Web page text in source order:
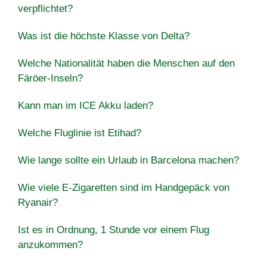
verpflichtet?
Was ist die höchste Klasse von Delta?
Welche Nationalität haben die Menschen auf den
Färöer-Inseln?
Kann man im ICE Akku laden?
Welche Fluglinie ist Etihad?
Wie lange sollte ein Urlaub in Barcelona machen?
Wie viele E-Zigaretten sind im Handgepäck von
Ryanair?
Ist es in Ordnung, 1 Stunde vor einem Flug
anzukommen?